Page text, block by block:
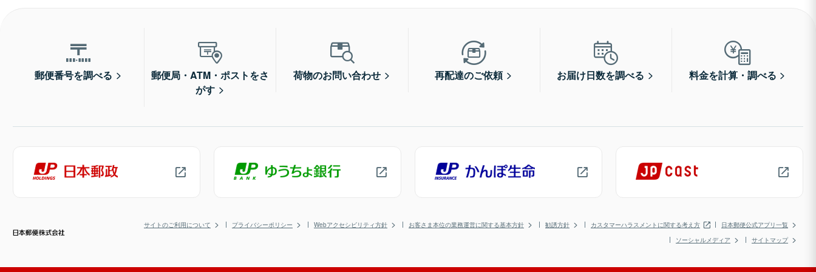
郵便番号を調べる
郵便局・ATM・ポストをさ
がす
荷物のお問い合わせ 再配達のご依頼 お届け日数を調べる 料金を計算・調べる
サイトのご利用について プライバシーポリシー Webアクセシビリティ方針 お客さま本位の業務運営に関する基本方針 勧誘方針 カスタマーハラスメントに関する考え方
日本郵便公式アプリ一覧
ソーシャルメディア
サイトマップ